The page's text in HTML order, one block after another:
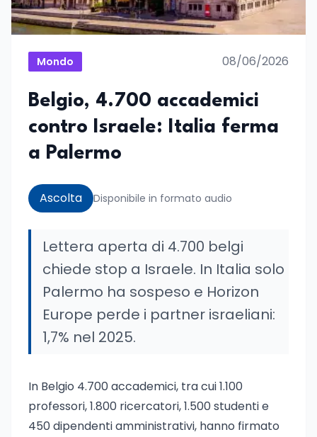
Mondo 08/06/2026
Belgio, 4.700 accademici
contro Israele: Italia ferma
a Palermo
Ascolta Disponibile in formato audio
Lettera aperta di 4.700 belgi
chiede stop a Israele. In Italia solo
Palermo ha sospeso e Horizon
Europe perde i partner israeliani:
1,7% nel 2025.
In Belgio 4.700 accademici, tra cui 1.100
professori, 1.800 ricercatori, 1.500 studenti e
450 dipendenti amministrativi, hanno firmato